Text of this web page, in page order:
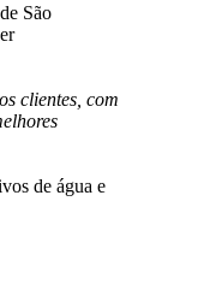
São
clientes, com
de água e